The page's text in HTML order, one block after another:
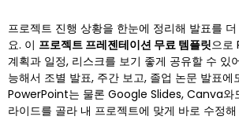
프로젝트 진행 상황을 한눈에 정리해 발표를
요. 이 프로젝트 프레젠테이션 무료 템플릿으로
계획과 일정, 리스크를 보기 좋게 공유할 수 있
능해서 조별 발표, 주간 보고, 졸업 논문 발표에
PowerPoint는 물론 Google Slides, Canva와
라이드를 골라 내 프로젝트에 맞게 바로 수정해